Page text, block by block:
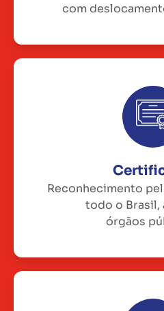
com
Reconhecimento
todo o
órgãos